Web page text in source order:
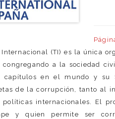
Internacional (TI) es la única
congregando a la sociedad
capítulos en el mundo y su
de la corrupción, tanto al
políticas internacionales. El
y quien permite ser